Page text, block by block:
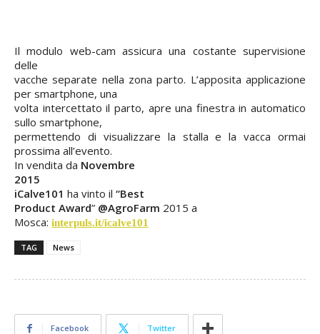
Il modulo web-cam assicura una costante supervisione
delle
vacche separate nella zona parto. L’apposita applicazione
per smartphone, una
volta intercettato il parto, apre una finestra in automatico
sullo smartphone,
permettendo di visualizzare la stalla e la vacca ormai
prossima all’evento.
In vendita da Novembre
2015
iCalve101 ha vinto il “Best
Product Award” @AgroFarm 2015 a
Mosca: interpuls.it/icalve101
TAG News
Facebook Twitter